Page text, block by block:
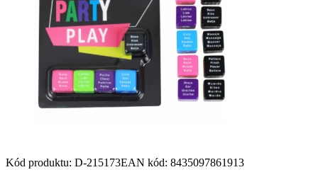
Kód produktu: D-215173EAN kód: 8435097861913